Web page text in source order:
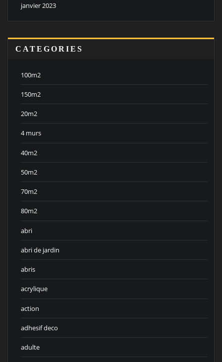
janvier 2023
CATEGORIES
100m2
150m2
20m2
4 murs
40m2
50m2
70m2
80m2
abri
abri de jardin
abris
acrylique
action
adhesif deco
adulte